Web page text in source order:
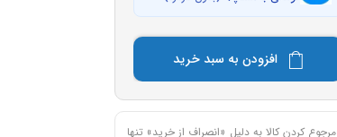
افزودن به سبد خرید
مرجوع کردن کالا به دلیل «انصراف از خرید» تنها